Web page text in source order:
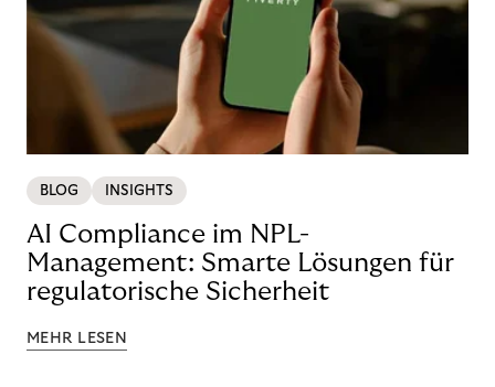
BLOG INSIGHTS
AI Compliance im NPL-
Management: Smarte Lösungen für
regulatorische Sicherheit
MEHR LESEN